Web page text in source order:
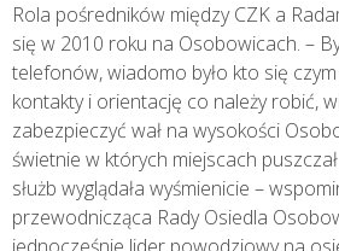
Rola pośredników między CZK a
się w 2010 roku na Osobowicach. –
telefonów, wiadomo było kto się czym
kontakty i orientację co należy robić,
zabezpieczyć wał na wysokości
świetnie w których miejscach
służb wyglądała wyśmienicie –
przewodnicząca Rady Osiedla